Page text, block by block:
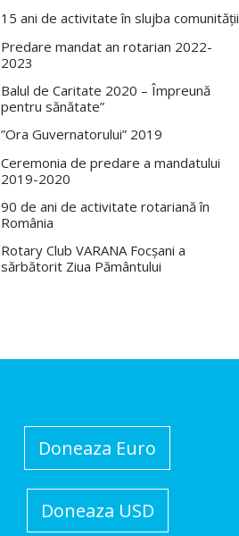
15 ani de activitate în slujba comunității
Predare mandat an rotarian 2022-
2023
Balul de Caritate 2020 – Împreună
pentru sănătate”
”Ora Guvernatorului” 2019
Ceremonia de predare a mandatului
2019-2020
90 de ani de activitate rotariană în
România
Rotary Club VARANA Focșani a
sărbătorit Ziua Pământului
Doneaza Euro
Doneaza USD